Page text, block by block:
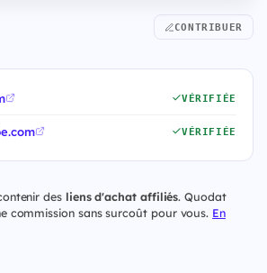
CONTRIBUER
VÉRIFIÉE
VÉRIFIÉE
des liens d'achat affiliés. Quodat
commission sans surcoût pour vous. En